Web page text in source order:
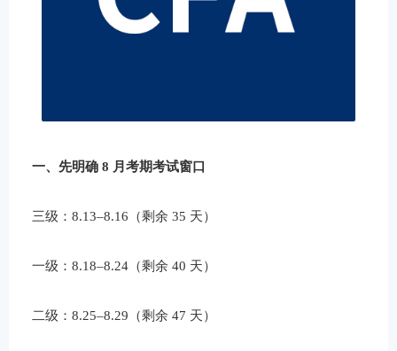
一、先明确 8 月考期考试窗口
三级：8.13–8.16（剩余 35 天）
一级：8.18–8.24（剩余 40 天）
二级：8.25–8.29（剩余 47 天）